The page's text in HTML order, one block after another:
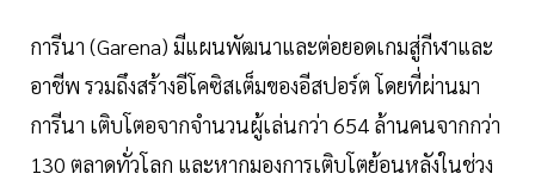
การีนา (Garena) มีแผนพัฒนาและต่อยอดเกมสู่กีฬาและ
อาชีพ รวมถึงสร้างอีโคซิสเต็มของอีสปอร์ต โดยที่ผ่านมา
การีนา เติบโตอจากจำนวนผู้เล่นกว่า 654 ล้านคนจากกว่า
130 ตลาดทั่วโลก และหากมองการเติบโตย้อนหลังในช่วง